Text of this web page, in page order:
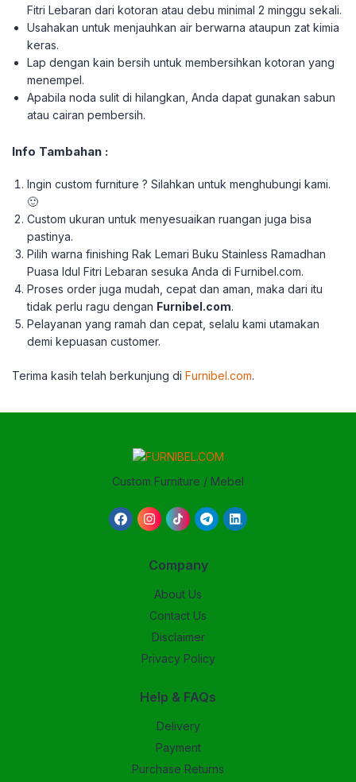
Fitri Lebaran dari kotoran atau debu minimal 2 minggu sekali.
Usahakan untuk menjauhkan air berwarna ataupun zat kimia
keras.
Lap dengan kain bersih untuk membersihkan kotoran yang
menempel.
Apabila noda sulit di hilangkan, Anda dapat gunakan sabun
atau cairan pembersih.
Info Tambahan :
Ingin custom furniture ? Silahkan untuk menghubungi kami.
🙂
Custom ukuran untuk menyesuaikan ruangan juga bisa
pastinya.
Pilih warna finishing Rak Lemari Buku Stainless Ramadhan
Puasa Idul Fitri Lebaran sesuka Anda di Furnibel.com.
Proses order juga mudah, cepat dan aman, maka dari itu
tidak perlu ragu dengan Furnibel.com.
Pelayanan yang ramah dan cepat, selalu kami utamakan
demi kepuasan customer.
Terima kasih telah berkunjung di Furnibel.com.
Custom Furniture / Mebel
Company
About Us
Contact Us
Disclaimer
Privacy Policy
Help & FAQs
Delivery
Payment
Purchase Returns